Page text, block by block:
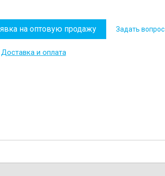
на оптовую продажу Задать вопрос
Доставка и оплата